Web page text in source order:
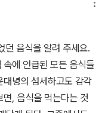
오해를 받다 보니 자
야기다.우리 식으로
본래는 착한 성격이었
로 변하게 되는 셈이라
인 '김건희'들은 앞으로
'나 '장원영'만큼 이름이
이 쏟아져 나오기 시작
, 노벨연구소가 뽑은
2. 스타벅스의 모티브
』에 등장하는 일등 항해
서 스타 벅은 광기에 사
하는 현명한 인물 이
피 한 잔을 마시며 일상
을 하겠다는 아이가 있
싶은데.^^;;'Messenge
서도 '모비딕'이 나오네
로 가는 순간 바비는 용
럼 '어떤 운명이 기다리
한 지역을 통과하면서
이 찾아보거나 알고 있는
의 <모비 딕(Moby
한다) 옛날에는 <백
고래와 인간의 대결을
장면과 더불어 표지
좋겠다. (이 책을
던 음식을 알려 주세요.
에 언급된 모든 음식들
녕의 섬세하고도 감각
, 음식을 먹는다는 것